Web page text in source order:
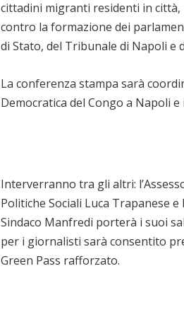
cittadini migranti residenti in
contro la formazione dei
di Stato, del Tribunale di Napoli e
La conferenza stampa sarà
Democratica del Congo a Napoli
Interverranno tra gli altri:
Politiche Sociali Luca Trapanese e
Sindaco Manfredi porterà i suoi
per i giornalisti sarà consentito
Green Pass rafforzato.